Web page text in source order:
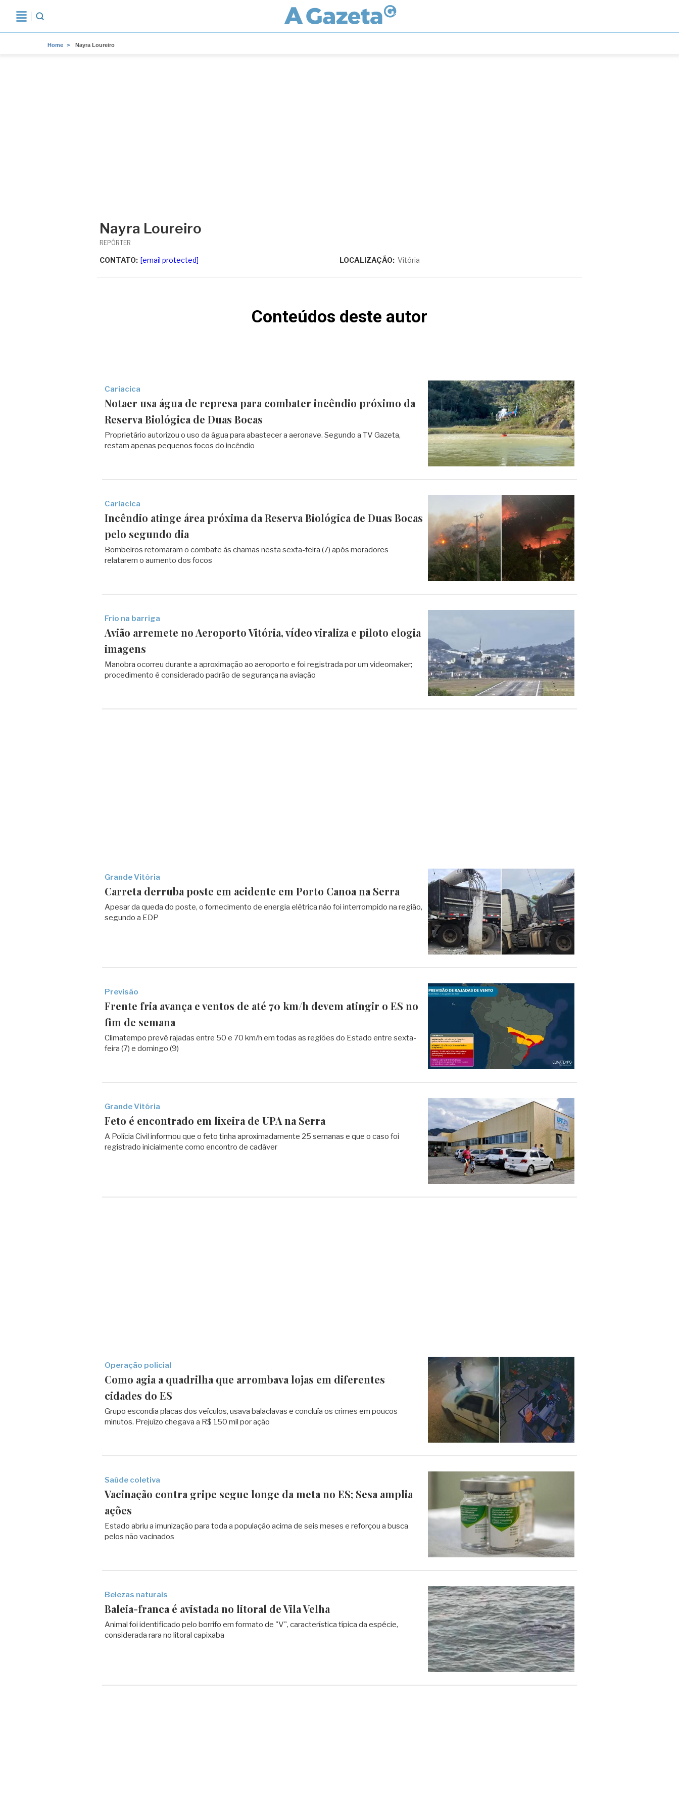
Home Nayra Loureiro
Nayra Loureiro
REPÓRTER
CONTATO: [email protected] LOCALIZAÇÃO: Vitória
Conteúdos deste autor
Cariacica
Notaer usa água de represa para combater incêndio próximo da
Reserva Biológica de Duas Bocas
Proprietário autorizou o uso da água para abastecer a aeronave. Segundo a TV Gazeta,
restam apenas pequenos focos do incêndio
Cariacica
Incêndio atinge área próxima da Reserva Biológica de Duas Bocas
pelo segundo dia
Bombeiros retomaram o combate às chamas nesta sexta-feira (7) após moradores
relatarem o aumento dos focos
Frio na barriga
Avião arremete no Aeroporto Vitória, vídeo viraliza e piloto elogia
imagens
Manobra ocorreu durante a aproximação ao aeroporto e foi registrada por um videomaker;
procedimento é considerado padrão de segurança na aviação
Grande Vitória
Carreta derruba poste em acidente em Porto Canoa na Serra
Apesar da queda do poste, o fornecimento de energia elétrica não foi interrompido na região,
segundo a EDP
Previsão
Frente fria avança e ventos de até 70 km/h devem atingir o ES no
fim de semana
Climatempo prevê rajadas entre 50 e 70 km/h em todas as regiões do Estado entre sexta-
feira (7) e domingo (9)
Grande Vitória
Feto é encontrado em lixeira de UPA na Serra
A Polícia Civil informou que o feto tinha aproximadamente 25 semanas e que o caso foi
registrado inicialmente como encontro de cadáver
Operação policial
Como agia a quadrilha que arrombava lojas em diferentes
cidades do ES
Grupo escondia placas dos veículos, usava balaclavas e concluía os crimes em poucos
minutos. Prejuízo chegava a R$ 150 mil por ação
Saúde coletiva
Vacinação contra gripe segue longe da meta no ES; Sesa amplia
ações
Estado abriu a imunização para toda a população acima de seis meses e reforçou a busca
pelos não vacinados
Belezas naturais
Baleia-franca é avistada no litoral de Vila Velha
Animal foi identificado pelo borrifo em formato de "V", característica típica da espécie,
considerada rara no litoral capixaba